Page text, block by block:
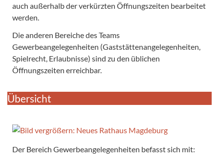
auch außerhalb der verkürzten Öffnungszeiten bearbeitet
werden.
Die anderen Bereiche des Teams
Gewerbeangelegenheiten (Gaststättenangelegenheiten,
Spielrecht, Erlaubnisse) sind zu den üblichen
Öffnungszeiten erreichbar.
Übersicht
Der Bereich Gewerbeangelegenheiten befasst sich mit: